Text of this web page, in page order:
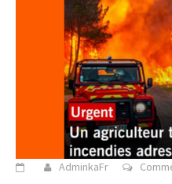
AdminkaFr